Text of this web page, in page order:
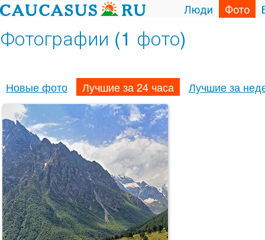
Люди Фото
Фотографии (1 фото)
Новые фото Лучшие за 24 часа Лучшие за